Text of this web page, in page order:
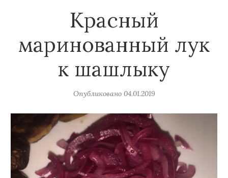
Красный
маринованный лук
к шашлыку
Опубликовано 04.01.2019